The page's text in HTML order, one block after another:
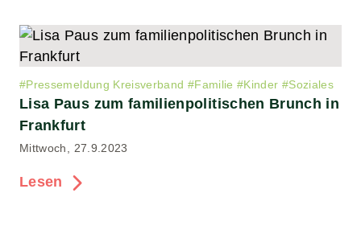
#Pressemeldung Kreisverband #Familie #Kinder #Soziales
Lisa Paus zum familienpolitischen Brunch in
Frankfurt
Mittwoch, 27.9.2023
Lesen